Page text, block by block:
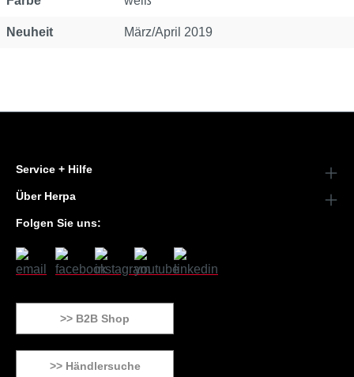
Neuheit März/April 2019
Service + Hilfe
Über Herpa
Folgen Sie uns:
>> B2B Shop
>> Händlersuche